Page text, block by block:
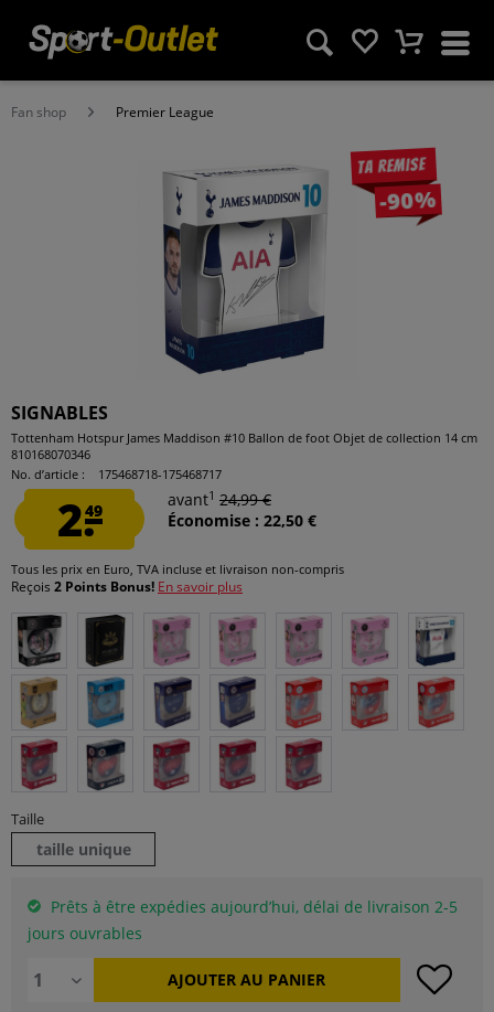
Fan shop Premier League
Ta remise
-90%
SIGNABLES
Tottenham Hotspur James Maddison #10 Ballon de foot Objet de collection 14 cm
810168070346
No. d’article :
175468718-175468717
2.49
avant1 24,99 €
Économise : 22,50 €
Tous les prix en Euro, TVA incluse et livraison non-compris
Reçois 2 Points Bonus! En savoir plus
Taille
taille unique
Prêts à être expédies aujourd’hui, délai de livraison 2-5
jours ouvrables
AJOUTER AU PANIER